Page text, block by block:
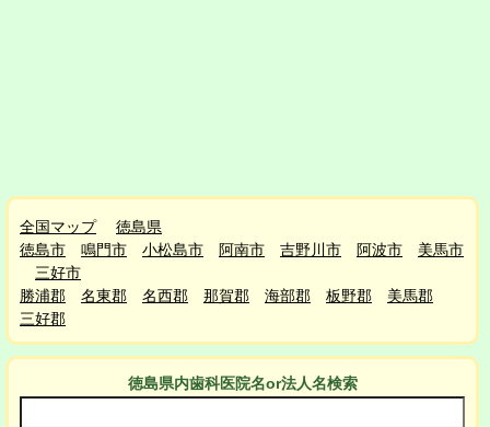
全国マップ
徳島県
徳島市
鳴門市 小松島市 阿南市 吉野川市 阿波市
美馬市
三好市
勝浦郡
名東郡 名西郡 那賀郡 海部郡 板野郡
美馬郡
三好郡
徳島県内歯科医院名or法人名検索